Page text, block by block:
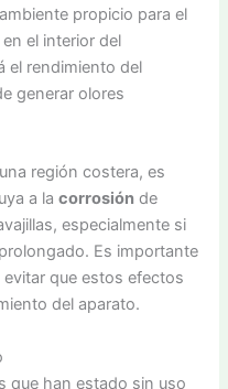
propicio para el
en el interior del
el rendimiento del
generar olores
región costera, es
a lacorrosión de
especialmente si
Es importante
que estos efectos
del aparato.
que han estado sin uso